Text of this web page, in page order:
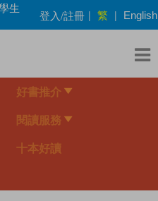
生
登入/註冊 | 繁 | English
好書推介
閱讀服務
十本好讀